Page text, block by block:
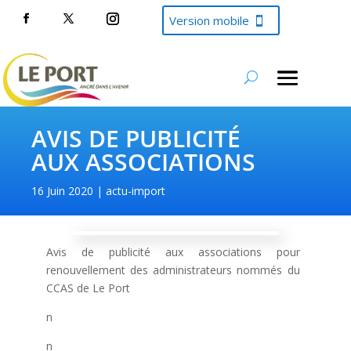
Version mobile
AVIS DE PUBLICITÉ
AUX ASSOCIATIONS
16 Juin 2020 actu-import
Avis de publicité aux associations pour
renouvellement des administrateurs nommés du
CCAS de Le Port
n
n